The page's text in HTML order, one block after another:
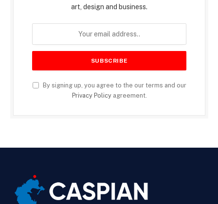
art, design and business.
By signing up, you agree to the our terms and our
Privacy Policyagreement.